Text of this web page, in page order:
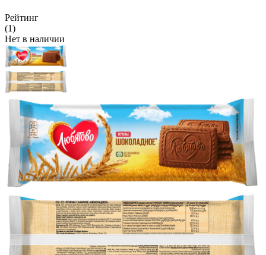
Рейтинг
(1)
Нет в наличии